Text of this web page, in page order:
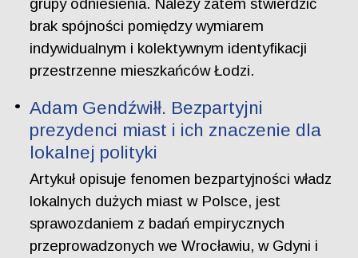
grupy odniesienia. Należy zatem stwierdzić
brak spójności pomiędzy wymiarem
indywidualnym i kolektywnym identyfikacji
przestrzenne mieszkańców Łodzi.
Adam Gendźwiłł. Bezpartyjni
prezydenci miast i ich znaczenie dla
lokalnej polityki
Artykuł opisuje fenomen bezpartyjności władz
lokalnych dużych miast w Polsce, jest
sprawozdaniem z badań empirycznych
przeprowadzonych we Wrocławiu, w Gdyni i